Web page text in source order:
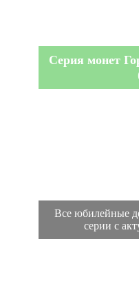
Серия монет
Все юбилейные
серии с